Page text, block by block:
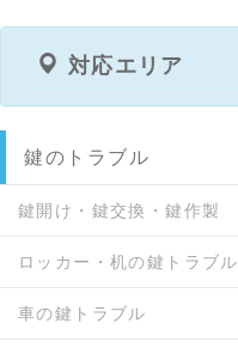
対応エリア
鍵のトラブル
鍵開け・鍵交換・鍵作製
ロッカー・机の鍵トラブル
車の鍵トラブル